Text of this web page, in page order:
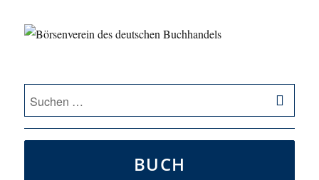
Suche
nach:
BUCH